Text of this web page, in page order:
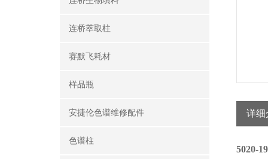
连桥萃取柱
赛默飞耗材
样品瓶
安捷伦色谱维修配件
色谱柱
详细
5020-